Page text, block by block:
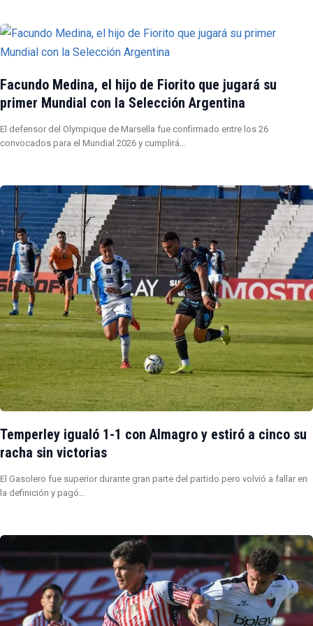
Facundo Medina, el hijo de Fiorito que jugará su
primer Mundial con la Selección Argentina
El defensor del Olympique de Marsella fue confirmado entre los 26
convocados para el Mundial 2026 y cumplirá…
Temperley igualó 1-1 con Almagro y estiró a cinco su
racha sin victorias
El Gasolero fue superior durante gran parte del partido pero volvió a fallar en
la definición y pagó…